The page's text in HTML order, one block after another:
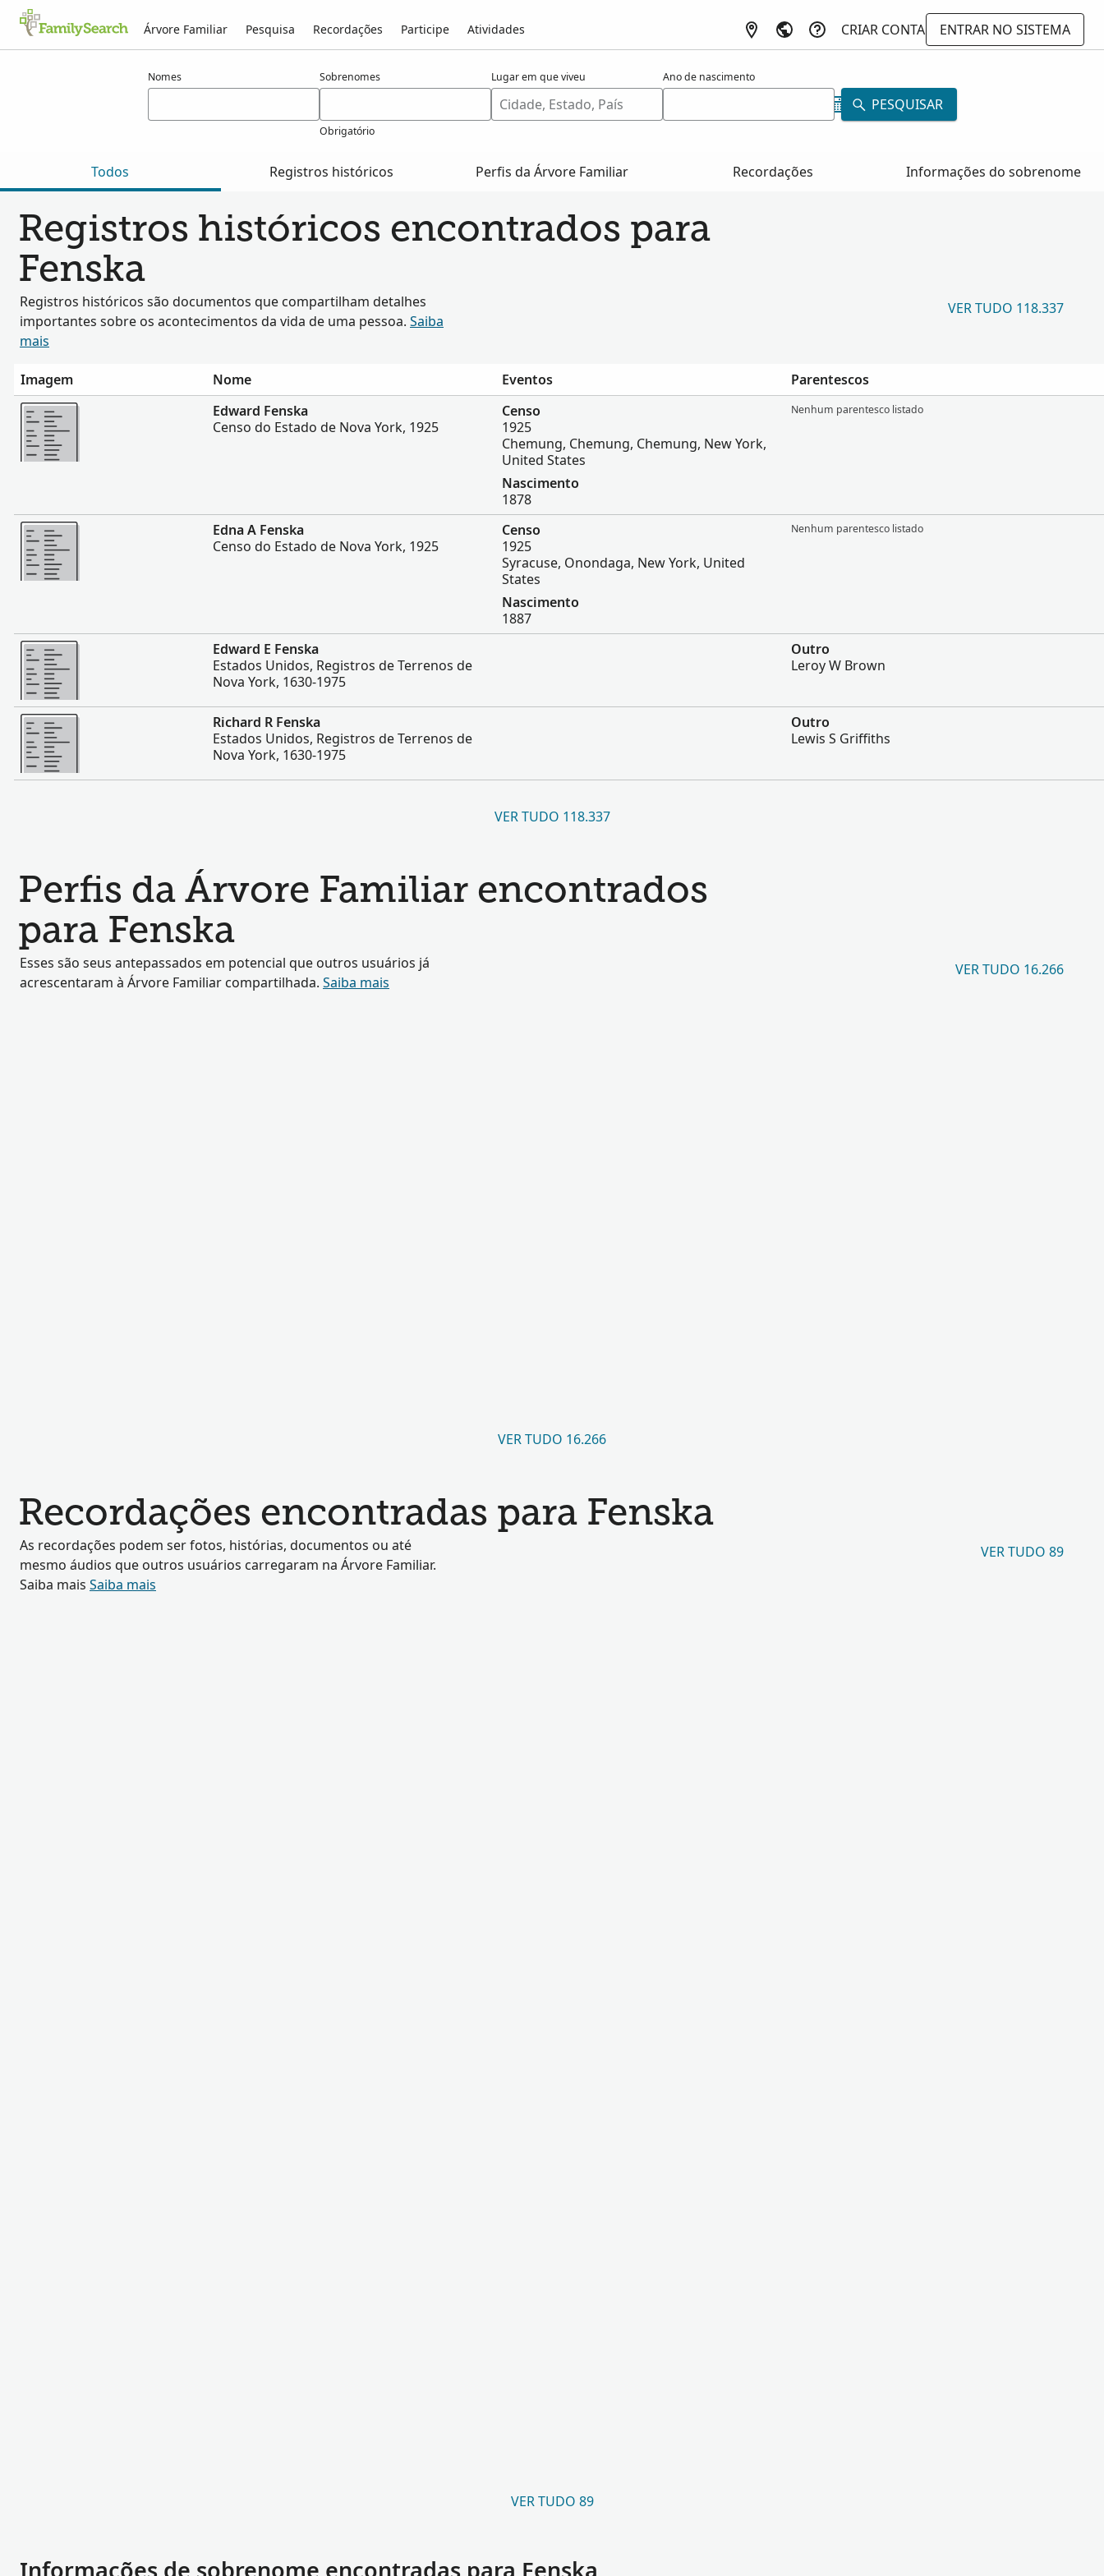
Árvore Familiar Pesquisa Recordações Participe Atividades CRIAR CONTA
ENTRAR NO SISTEMA
Nomes Sobrenomes
Obrigatório
Lugar em que viveu Ano de nascimento
PESQUISAR
Todos Registros históricos Perfis da Árvore Familiar Recordações Informações do sobrenome
Registros históricos encontrados para
Fenska
Registros históricos são documentos que compartilham detalhes
importantes sobre os acontecimentos da vida de uma pessoa. Saiba
mais
VER TUDO 118.337
Imagem Nome Eventos
Parentescos
Mais
Edward Fenska
Censo do Estado de Nova York, 1925
Censo
1925
Chemung, Chemung, Chemung, New York,
United States
Nascimento
1878
Nenhum parentesco listado
Mais
Edna A Fenska
Censo do Estado de Nova York, 1925
Censo
1925
Syracuse, Onondaga, New York, United
States
Nascimento
1887
Nenhum parentesco listado
Mais
Edward E Fenska
Estados Unidos, Registros de Terrenos de
Nova York, 1630-1975
Outro
Leroy W Brown
Mais
Richard R Fenska
Estados Unidos, Registros de Terrenos de
Nova York, 1630-1975
Outro
Lewis S Griffiths
VER TUDO 118.337
Perfis da Árvore Familiar encontrados
para Fenska
Esses são seus antepassados em potencial que outros usuários já
acrescentaram à Árvore Familiar compartilhada. Saiba mais
VER TUDO 16.266
VER TUDO 16.266
Recordações encontradas para Fenska
As recordações podem ser fotos, histórias, documentos ou até
mesmo áudios que outros usuários carregaram na Árvore Familiar.
Saiba mais Saiba mais
VER TUDO 89
VER TUDO 89
Informações de sobrenome encontradas para Fenska